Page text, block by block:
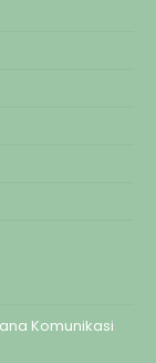
Komunikasi